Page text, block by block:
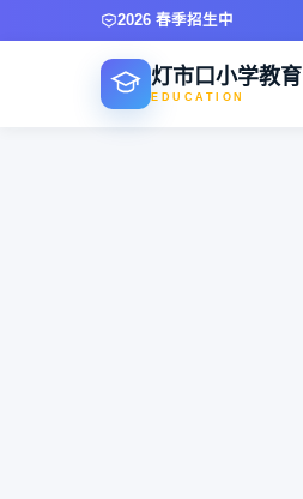
2026 春季招生中
灯市口小学教育
EDUCATION